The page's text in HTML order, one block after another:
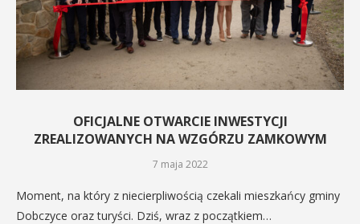
OFICJALNE OTWARCIE INWESTYCJI
ZREALIZOWANYCH NA WZGÓRZU ZAMKOWYM
7 maja 2022
Moment, na który z niecierpliwością czekali mieszkańcy gminy
Dobczyce oraz turyści. Dziś, wraz z początkiem…